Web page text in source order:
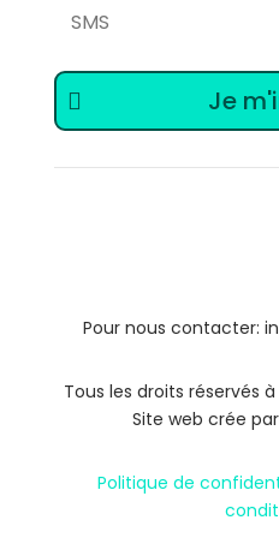
Je
Pour nous contacter:
Tous les droits réservés
Site web crée
Politique de